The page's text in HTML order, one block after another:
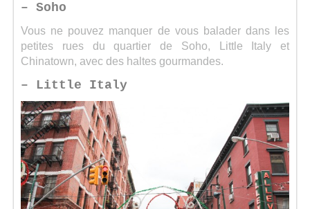
– Soho
Vous ne pouvez manquer de vous balader dans les
petites rues du quartier de Soho, Little Italy et
Chinatown, avec des haltes gourmandes.
– Little Italy